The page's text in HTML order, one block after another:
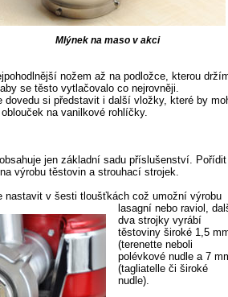
Mlýnek na maso v akci
nožem až na podložce, kterou
se těsto vytlačovalo co nejrovněji.
si představit i další vložky, které by
na vanilkové rohlíčky.
jen základní sadu příslušenství. Pořídit
výrobu těstovin a strouhací strojek.
nastavit v šesti tloušťkách což umožní výrobu
lasagní nebo raviol,
dva strojky vyrábí
těstoviny široké 1,5
(terenette neboli
polévkové nudle a 7
(tagliatelle či široké
nudle).